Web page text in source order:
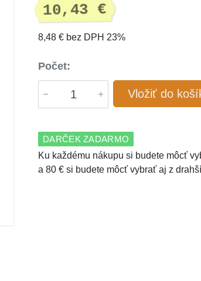
10,43 €
8,48 € bez DPH 23%
Počet:
Vložiť do
DARČEK ZADARMO
Ku každému nákupu si budete môcť
a 80 € si budete môcť vybrať aj z